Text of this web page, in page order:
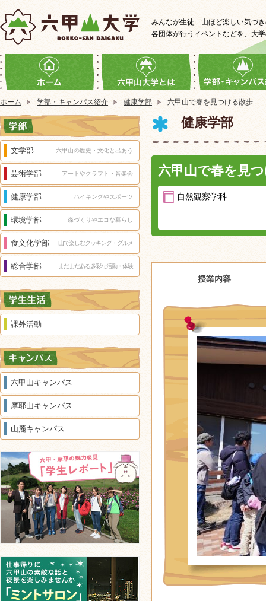
みんなが生徒 山ほど楽しい気づ
各団体が行うイベントなどを、大
ホーム 学部・キャンパス紹介 健康学部 六甲山で春を見つける散歩
健康学部
六甲山で春を見
自然観察学科
授業内容
文学部 六甲山の歴史・文化と出あう
芸術学部 アートやクラフト・音楽会
健康学部 ハイキングやスポーツ
環境学部 森づくりやエコな暮らし
食文化学部 山で楽しむクッキング・グルメ
総合学部 まだまだある多彩な活動・体験
課外活動
六甲山キャンパス
摩耶山キャンパス
山麓キャンパス